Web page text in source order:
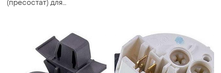
(пресостат) для